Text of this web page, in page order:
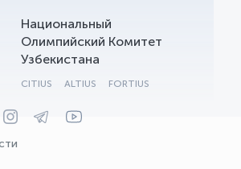
Национальный
Олимпийский Комитет
Узбекистана
CITIUS ALTIUS FORTIUS
- yordamchi